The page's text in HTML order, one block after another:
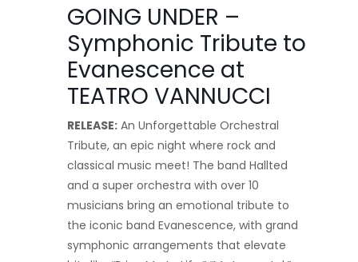
GOING UNDER –
Symphonic Tribute to
Evanescence at
TEATRO VANNUCCI
RELEASE: An Unforgettable Orchestral
Tribute, an epic night where rock and
classical music meet! The band Hallted
and a super orchestra with over 10
musicians bring an emotional tribute to
the iconic band Evanescence, with grand
symphonic arrangements that elevate